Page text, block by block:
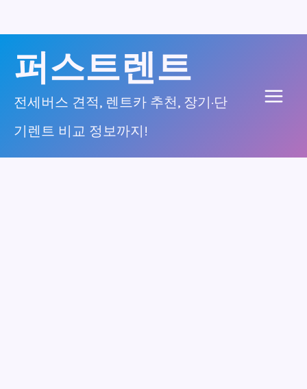
너
퍼스트렌트
전세버스 견적, 렌트카 추천, 장기·단
기렌트 비교 정보까지!